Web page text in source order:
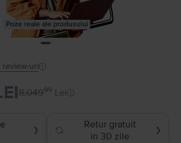
Poze reale ale produsului
review-uri
8.04999 Lei
❯
Retur gratuit
in 30 zile
❯